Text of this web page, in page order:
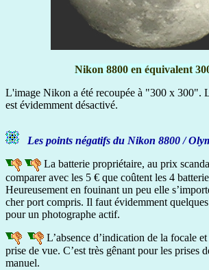
Nikon 8800 en équivalent
L'image Nikon a été recoupée à "300 x 300".
est évidemment désactivé.
Les points négatifs du Nikon 8800 /
La batterie propriétaire, au prix
comparer avec les 5 € que coûtent les 4
Heureusement en fouinant un peu elle
cher port compris. Il faut évidemment
pour un photographe actif.
L’absence d’indication de la focale
prise de vue. C’est très gênant pour les prises
manuel.